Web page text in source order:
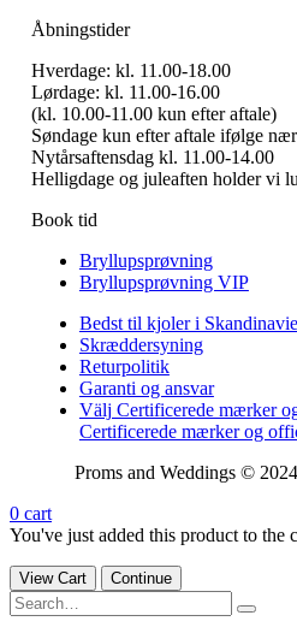
Åbningstider
Hverdage: kl. 11.00-18.00
Lørdage: kl. 11.00-16.00
(kl. 10.00-11.00 kun efter aftale)
Søndage kun efter aftale ifølge
Nytårsaftensdag kl. 11.00-14.00
Helligdage og juleaften holder vi
Book tid
Bryllupsprøvning
Bryllupsprøvning VIP
Bedst til kjoler i
Skræddersyning
Returpolitik
Garanti og ansvar
Välj Certificerede mærker
Certificerede mærker og
Proms and Weddings ©
0 cart
You've just added this product to the
View Cart Continue